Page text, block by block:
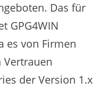
Das für
GPG4WIN
es von Firmen
der Version 1.x